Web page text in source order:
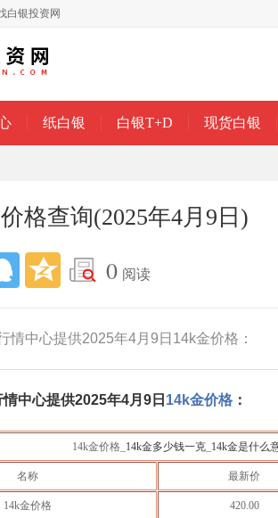
白银投资网
纸白银 白银T+D 现货白银
格查询(2025年4月9日)
0 阅读
情中心提供2025年4月9日14k金价格：
情中心提供2025年4月9日 14k金价格 ：
14k金价格_ 14k金多少钱一克 14k金是什么
名称 最新价
14k金价格 420.00